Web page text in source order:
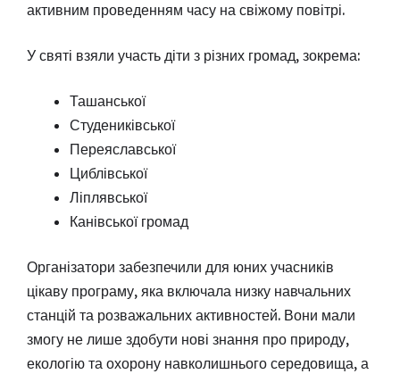
активним проведенням часу на свіжому повітрі.
У святі взяли участь діти з різних громад, зокрема:
Ташанської
Студениківської
Переяславської
Циблівської
Ліплявської
Канівської громад
Організатори забезпечили для юних учасників
цікаву програму, яка включала низку навчальних
станцій та розважальних активностей. Вони мали
змогу не лише здобути нові знання про природу,
екологію та охорону навколишнього середовища, а